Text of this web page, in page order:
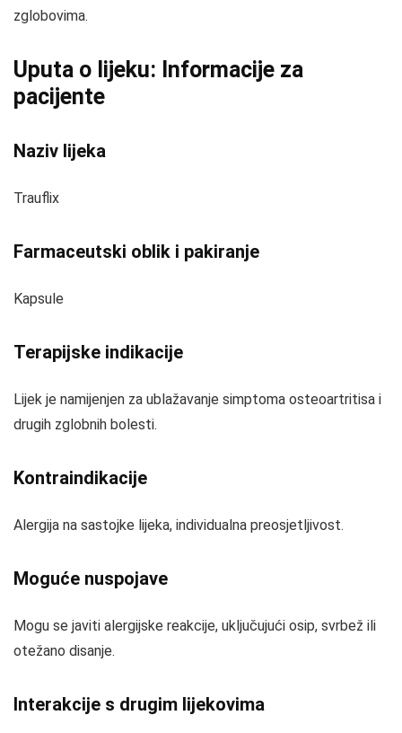
zglobovima.
Uputa o lijeku: Informacije za
pacijente
Naziv lijeka
Trauflix
Farmaceutski oblik i pakiranje
Kapsule
Terapijske indikacije
Lijek je namijenjen za ublažavanje simptoma osteoartritisa i
drugih zglobnih bolesti.
Kontraindikacije
Alergija na sastojke lijeka, individualna preosjetljivost.
Moguće nuspojave
Mogu se javiti alergijske reakcije, uključujući osip, svrbež ili
otežano disanje.
Interakcije s drugim lijekovima